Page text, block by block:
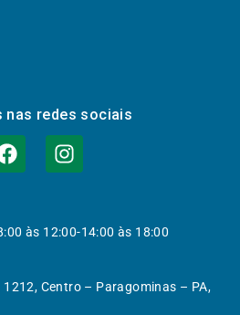
nas redes sociais
às 12:00-14:00 às 18:00
Centro – Paragominas – PA,